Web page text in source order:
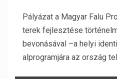
Pályázat a Magyar Falu
terek fejlesztése
bevonásával –a helyi
alprogramjára az ország